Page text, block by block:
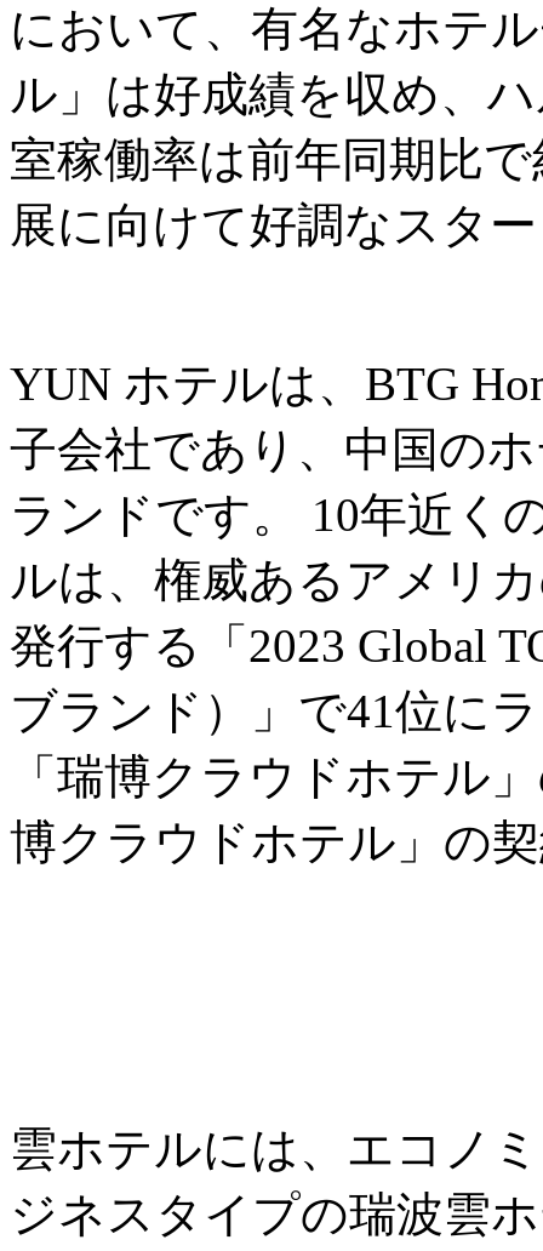
において、有名なホテ
ル」は好成績を収め、
室稼働率は前年同期比
展に向けて好調なスタ
YUN ホテルは、BTG
子会社であり、中国の
ランドです。 10年近く
ルは、権威あるアメリ
発行する「2023 Global
ブランド）」で41位に
「瑞博クラウドホテル
博クラウドホテル」の
雲ホテルには、エコノ
ジネスタイプの瑞波雲